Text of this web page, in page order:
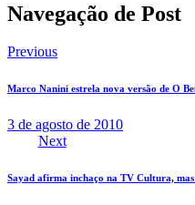
Navegação de Post
Previous
Marco Nanini estrela nova versão de O
3 de agosto de 2010
Next
Sayad afirma inchaço na TV Cultura, mas